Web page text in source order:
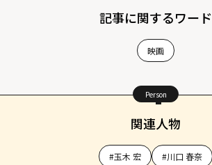
記事に関するワード
映画
Person
関連人物
#玉木 宏 #川口 春奈